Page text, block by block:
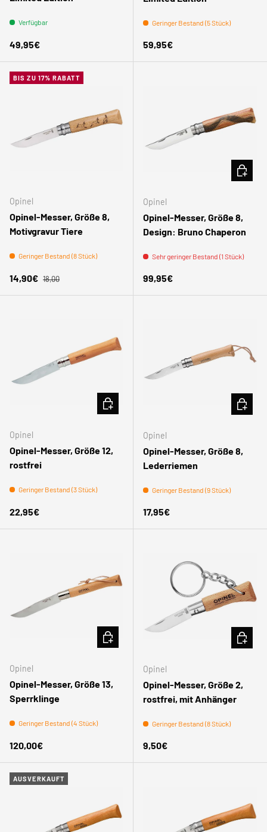
Verfügbar
Normaler Preis
49,95€
Geringer Bestand (5 Stück)
Normaler Preis
59,95€
BIS ZU 17% RABATT
Opinel
Opinel-Messer, Größe 8,
Motivgravur Tiere
Geringer Bestand (8 Stück)
Verkaufspreis
14,90€ Normaler Preis
18,00
Opinel
Opinel-Messer, Größe 8,
Design: Bruno Chaperon
Sehr geringer Bestand (1 Stück)
Normaler Preis
99,95€
IN DEN
Opinel
Opinel-Messer, Größe 12,
rostfrei
Geringer Bestand (3 Stück)
Normaler Preis
22,95€
IN DEN WARENKORB
Opinel
Opinel-Messer, Größe 8,
Lederriemen
Geringer Bestand (9 Stück)
Normaler Preis
17,95€
IN DEN
Opinel
Opinel-Messer, Größe 13,
Sperrklinge
Geringer Bestand (4 Stück)
Normaler Preis
120,00€
IN DEN WARENKORB
Opinel
Opinel-Messer, Größe 2,
rostfrei, mit Anhänger
Geringer Bestand (8 Stück)
Normaler Preis
9,50€
IN DEN
AUSVERKAUFT